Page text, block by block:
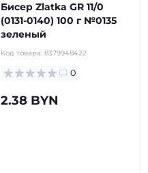
Бисер Zlatka GR 11/0
(0131-0140) 100 г №0135
зеленый
Код товара: 8379948422
0
2.38 BYN